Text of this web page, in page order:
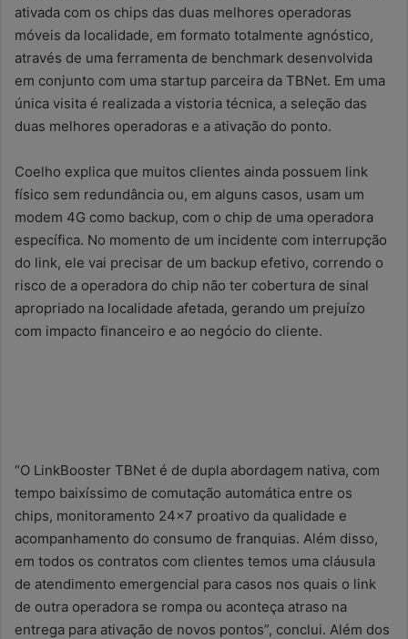
ativada com os chips das duas melhores operadoras
móveis da localidade, em formato totalmente agnóstico,
através de uma ferramenta de benchmark desenvolvida
em conjunto com uma startup parceira da TBNet. Em uma
única visita é realizada a vistoria técnica, a seleção das
duas melhores operadoras e a ativação do ponto.
Coelho explica que muitos clientes ainda possuem link
físico sem redundância ou, em alguns casos, usam um
modem 4G como backup, com o chip de uma operadora
específica. No momento de um incidente com interrupção
do link, ele vai precisar de um backup efetivo, correndo o
risco de a operadora do chip não ter cobertura de sinal
apropriado na localidade afetada, gerando um prejuízo
com impacto financeiro e ao negócio do cliente.
“O LinkBooster TBNet é de dupla abordagem nativa, com
tempo baixíssimo de comutação automática entre os
chips, monitoramento 24×7 proativo da qualidade e
acompanhamento do consumo de franquias. Além disso,
em todos os contratos com clientes temos uma cláusula
de atendimento emergencial para casos nos quais o link
de outra operadora se rompa ou aconteça atraso na
entrega para ativação de novos pontos”, conclui. Além dos